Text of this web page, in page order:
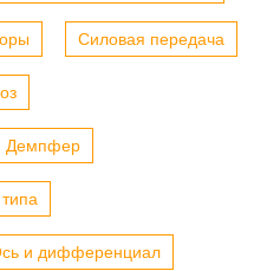
Силовая передача
Демпфер
и дифференциал